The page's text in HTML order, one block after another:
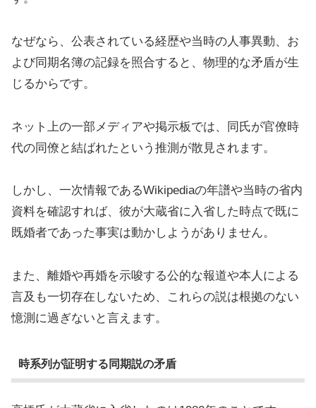
なぜなら、公表されている経歴や当時の人事異動、お
よび同期名簿の記録を照合すると、物理的な矛盾が生
じるからです。
ネット上の一部メディアや掲示板では、同氏が官僚時
代の同僚と結ばれたという推測が散見されます。
しかし、一次情報であるWikipediaの年譜や当時の省内
資料を確認すれば、彼が大蔵省に入省した時点で既に
既婚者であった事実は動かしようがありません。
また、離婚や再婚を示唆する公的な報道や本人による
言及も一切存在しないため、これらの説は根拠のない
憶測に過ぎないと言えます。
時系列が証明する同期説の矛盾